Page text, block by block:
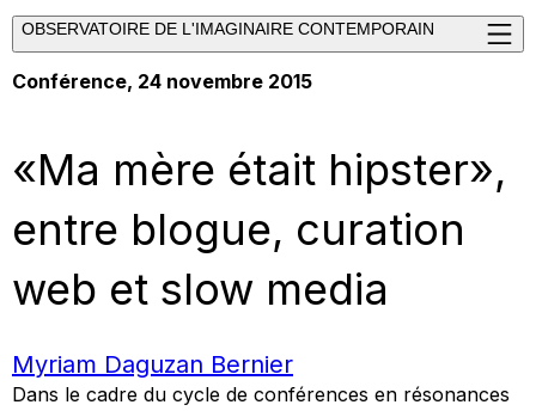
OBSERVATOIRE DE L'IMAGINAIRE CONTEMPORAIN
Conférence, 24 novembre 2015
«Ma mère était hipster»,
entre blogue, curation
web et slow media
Myriam Daguzan Bernier
Dans le cadre du cycle de conférences en résonances